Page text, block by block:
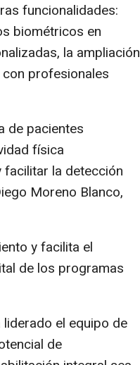
funcionalidades:
biométricos en
la ampliación
profesionales
de pacientes
física
la detección
Moreno Blanco,
y facilita el
de los programas
el equipo de
de